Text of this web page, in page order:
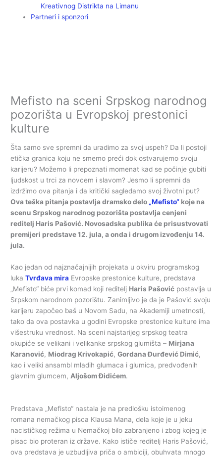
Kreativnog Distrikta na Limanu
Partneri i sponzori
Mefisto na sceni Srpskog narodnog
pozorišta u Evropskoj prestonici
kulture
Šta samo sve spremni da uradimo za svoj uspeh? Da li postoji
etička granica koju ne smemo preći dok ostvarujemo svoju
karijeru? Možemo li prepoznati momenat kad se počinje gubiti
ljudskost u trci za novcem i slavom? Jesmo li spremni da
izdržimo ova pitanja i da kritički sagledamo svoj životni put?
Ova teška pitanja postavlja dramsko delo „Mefisto“ koje na
scenu Srpskog narodnog pozorišta postavlja cenjeni
reditelj Haris Pašović. Novosadska publika će prisustvovati
premijeri predstave 12. jula, a onda i drugom izvođenju 14.
jula.
Kao jedan od najznačajnijih projekata u okviru programskog
lukaTvrđava mira Evropske prestonice kulture, predstava
„Mefisto“ biće prvi komad koji reditelj Haris Pašović postavlja u
Srpskom narodnom pozorištu. Zanimljivo je da je Pašović svoju
karijeru započeo baš u Novom Sadu, na Akademiji umetnosti,
tako da ova postavka u godini Evropske prestonice kulture ima
višestruku vrednost. Na sceni najstarijeg srpskog teatra
okupiće se velikani i velikanke srpskog glumišta – Mirjana
Karanović, Miodrag Krivokapić,Gordana Đurđević Dimić,
kao i veliki ansambl mladih glumaca i glumica, predvođenih
glavnim glumcem,Aljošom Đidićem.
Predstava „Mefisto“ nastala je na predlošku istoimenog
romana nemačkog pisca Klausa Mana, dela koje je u jeku
nacističkog režima u Nemačkoj bilo zabranjeno i zbog kojeg je
pisac bio proteran iz države. Kako ističe reditelj Haris Pašović,
ova predstava je uzbudljiva priča o ambiciji, obuhvata mnogo